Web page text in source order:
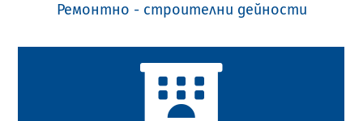
Ремонтно - строителни дейности